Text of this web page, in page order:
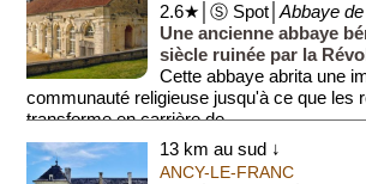
2.6★│Ⓢ Spot│Abbaye
Une ancienne abbaye
siècle ruinée par la
Cette abbaye abrita une
communauté religieuse jusqu'à ce que les
transforme en carrière de...
13 km au sud ↓
ANCY-LE-FRANC